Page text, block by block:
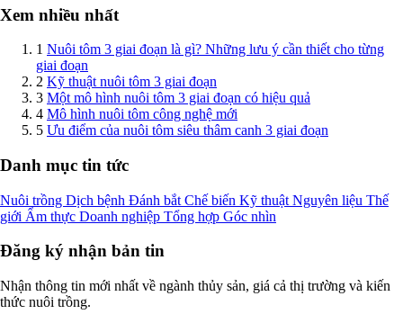
Xem nhiều nhất
1 Nuôi tôm 3 giai đoạn là gì? Những lưu ý cần thiết cho từng
giai đoạn
2 Kỹ thuật nuôi tôm 3 giai đoạn
3 Một mô hình nuôi tôm 3 giai đoạn có hiệu quả
4 Mô hình nuôi tôm công nghệ mới
5 Ưu điểm của nuôi tôm siêu thâm canh 3 giai đoạn
Danh mục tin tức
Nuôi trồng Dịch bệnh Đánh bắt Chế biến Kỹ thuật Nguyên liệu Thế
giới Ẩm thực Doanh nghiệp Tổng hợp Góc nhìn
Đăng ký nhận bản tin
Nhận thông tin mới nhất về ngành thủy sản, giá cả thị trường và kiến
thức nuôi trồng.